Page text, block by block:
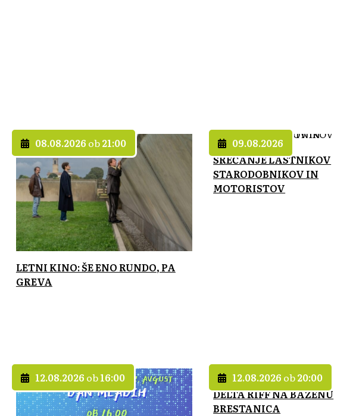
08.08.2026 ob21:00
LETNI KINO: ŠE ENO RUNDO, PA
GREVA
09.08.2026
SREČANJE LASTNIKOV
STARODOBNIKOV IN
MOTORISTOV
12.08.2026 ob16:00 12.08.2026 ob20:00
DELTA RIFF NA BAZENU
BRESTANICA